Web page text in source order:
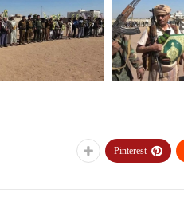
Pinterest